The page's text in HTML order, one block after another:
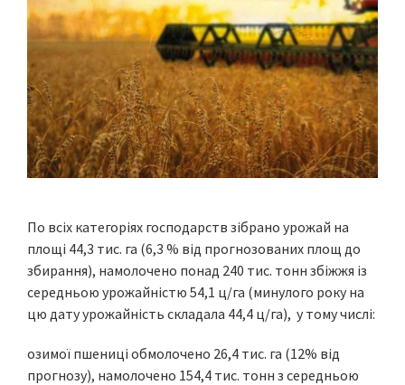
По всіх категоріях господарств зібрано урожай на
площі 44,3 тис. га (6,3 % від прогнозованих площ до
збирання), намолочено понад 240 тис. тонн збіжжя із
середньою урожайністю 54,1 ц/га (минулого року на
цю дату урожайність складала 44,4 ц/га), у тому числі:
озимої пшениці обмолочено 26,4 тис. га (12% від
прогнозу), намолочено 154,4 тис. тонн з середньою